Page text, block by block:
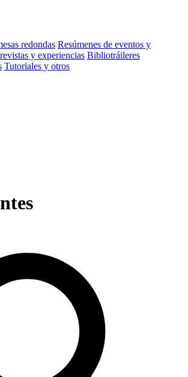
redondas Resúmenes de eventos y
y experiencias Bibliotráileres
Tutoriales y otros